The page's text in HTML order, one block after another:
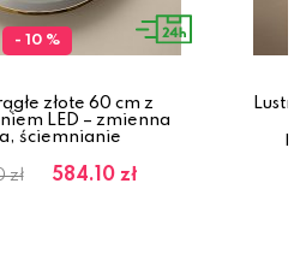
- 10 %
złote 60 cm z
LED – zmienna
ściemnianie
zł 584.10 zł